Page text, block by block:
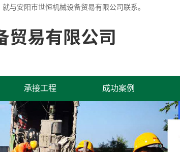
与安阳市世恒机械设备贸易有限公司联系。
承接工程 成功案例